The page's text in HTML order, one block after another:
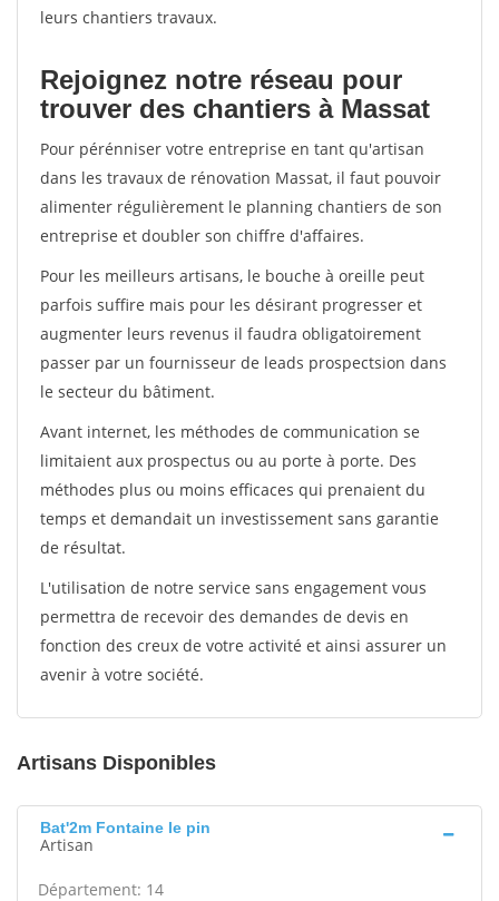
leurs chantiers travaux.
Rejoignez notre réseau pour
trouver des chantiers à Massat
Pour pérénniser votre entreprise en tant qu'artisan
dans les travaux de rénovation Massat, il faut pouvoir
alimenter régulièrement le planning chantiers de son
entreprise et doubler son chiffre d'affaires.
Pour les meilleurs artisans, le bouche à oreille peut
parfois suffire mais pour les désirant progresser et
augmenter leurs revenus il faudra obligatoirement
passer par un fournisseur de leads prospectsion dans
le secteur du bâtiment.
Avant internet, les méthodes de communication se
limitaient aux prospectus ou au porte à porte. Des
méthodes plus ou moins efficaces qui prenaient du
temps et demandait un investissement sans garantie
de résultat.
L'utilisation de notre service sans engagement vous
permettra de recevoir des demandes de devis en
fonction des creux de votre activité et ainsi assurer un
avenir à votre société.
Artisans Disponibles
Bat'2m Fontaine le pin
Artisan
Département: 14